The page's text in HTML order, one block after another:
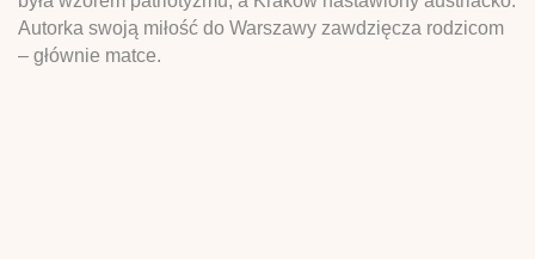
Autorka swoją miłość do Warszawy zawdzięcza rodzicom
– głównie matce.